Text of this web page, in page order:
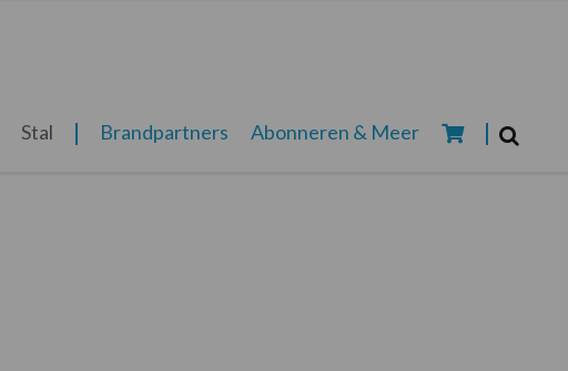
Stal Brandpartners Abonneren & Meer